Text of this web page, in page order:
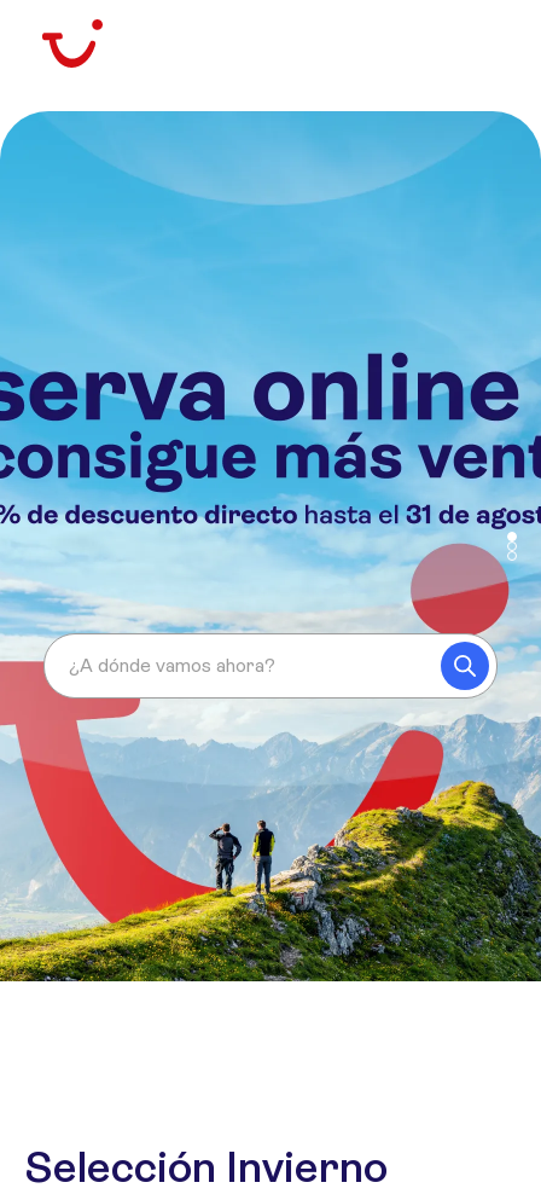
¿A dónde vamos ahora?
Selección Invierno